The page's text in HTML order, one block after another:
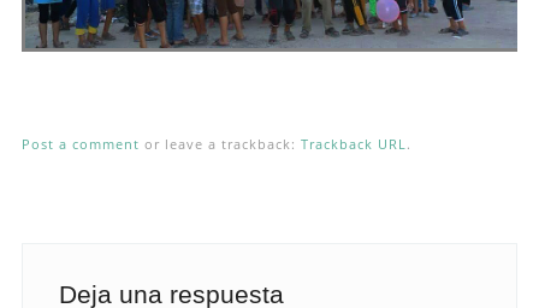
Post a comment or leave a trackback: Trackback URL .
Deja una respuesta